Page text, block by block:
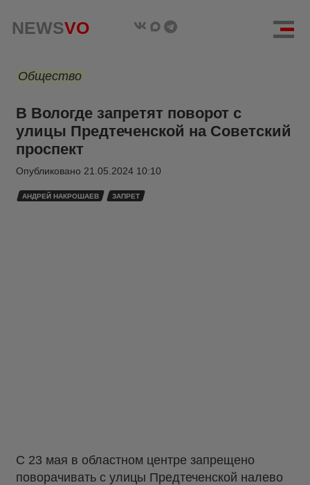
NEWSVO
Общество
В Вологде запретят поворот с
улицы Предтеченской на Советский
проспект
Опубликовано 21.05.2024 10:10
АНДРЕЙ НАКРОШАЕВ ЗАПРЕТ
С 23 мая в областном центре запрещено
поворачивать с улицы Предтеченской налево